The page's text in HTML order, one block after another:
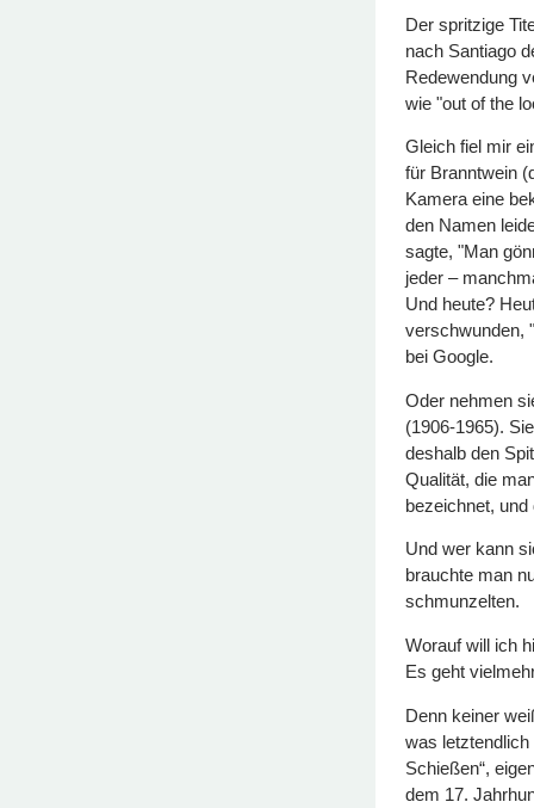
Der spritzige
nach Santiago
Redewendung
wie "out of the
Gleich fiel mir
für Branntwein
Kamera eine
den Namen
sagte, "Man
jeder –
Und heute?
verschwunden,
bei Google.
Oder nehmen
(1906-1965).
deshalb den
Qualität, die
bezeichnet,
Und wer kann
brauchte man
schmunzelten.
Worauf will ich
Es geht
Denn keiner
was
Schießen“,
dem 17.